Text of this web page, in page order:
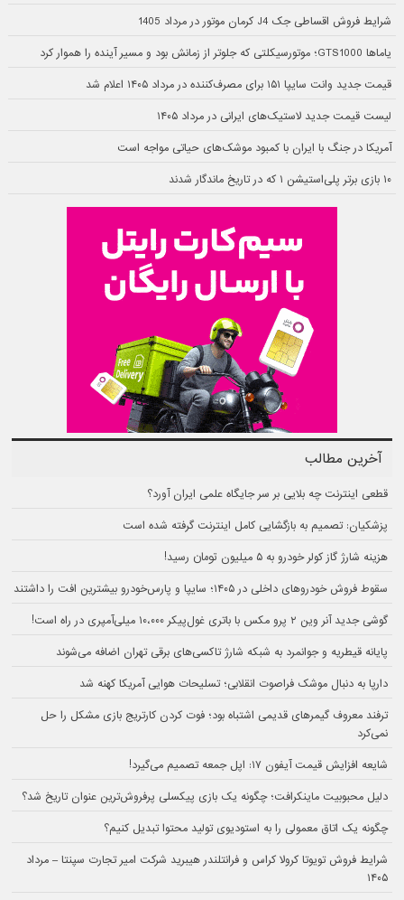
شرایط فروش اقساطی جک J4 کرمان موتور در مرداد 1405
یاماها GTS1000؛ موتورسیکلتی که جلوتر از زمانش بود و مسیر آینده را هموار کرد
قیمت جدید وانت سایپا ۱۵۱ برای مصرف‌کننده در مرداد ۱۴۰۵ اعلام شد
لیست قیمت جدید لاستیک‌های ایرانی در مرداد ۱۴۰۵
آمریکا در جنگ با ایران با کمبود موشک‌های حیاتی مواجه است
۱۰ بازی برتر پلی‌استیشن ۱ که در تاریخ ماندگار شدند
آخرین مطالب
قطعی اینترنت چه بلایی بر سر جایگاه علمی ایران آورد؟
پزشکیان: تصمیم به بازگشایی کامل اینترنت گرفته شده است
هزینه شارژ گاز کولر خودرو به ۵ میلیون تومان رسید!
سقوط فروش خودروهای داخلی در ۱۴۰۵؛ سایپا و پارس‌خودرو بیشترین افت را داشتند
گوشی جدید آنر وین ۲ پرو مکس با باتری غول‌پیکر ۱۰،۰۰۰ میلی‌آمپری در راه است!
پایانه قیطریه و جوانمرد به شبکه شارژ تاکسی‌های برقی تهران اضافه می‌شوند
دارپا به دنبال موشک فراصوت انقلابی؛ تسلیحات هوایی آمریکا کهنه شد
ترفند معروف گیمرهای قدیمی اشتباه بود؛ فوت کردن کارتریج بازی مشکل را حل
نمی‌کرد
شایعه افزایش قیمت آیفون ۱۷: اپل جمعه تصمیم می‌گیرد!
دلیل محبوبیت ماینکرافت؛ چگونه یک بازی پیکسلی پرفروش‌ترین عنوان تاریخ شد؟
چگونه یک اتاق معمولی را به استودیوی تولید محتوا تبدیل کنیم؟
شرایط فروش تویوتا کرولا کراس و فرانتلندر هیبرید شرکت امیر تجارت سپنتا – مرداد
۱۴۰۵